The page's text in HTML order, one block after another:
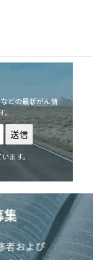
どの最新がん情
ます。